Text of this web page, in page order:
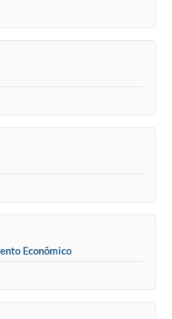
Econômico